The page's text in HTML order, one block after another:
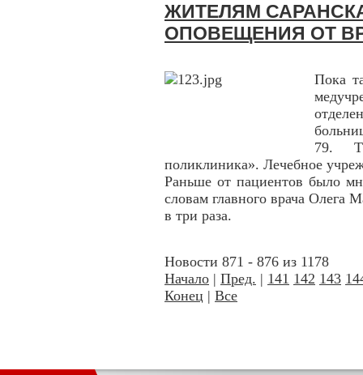
ЖИТЕЛЯМ
ОПОВЕЩЕНИЯ ОТ
Пока
79.
поликлиника». Лечебное
Раньше от пациентов было
словам главного врача Олега
в три раза.
Новости 871 - 876 из 1178
Начало | Пред. | 141 142 143
Конец | Все